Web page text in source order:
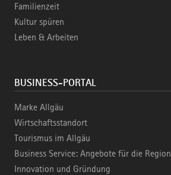
Familienzeit
Kultur spüren
Leben & Arbeiten
BUSINESS-PORTAL
Marke Allgäu
Wirtschaftsstandort
Tourismus im Allgäu
Business Service: Angebote für die Region
Innovation und Gründung